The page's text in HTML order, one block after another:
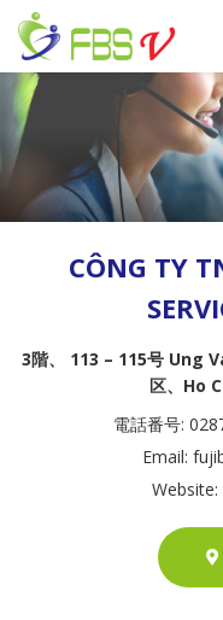
CÔNG TY
3階、 113 – 115号 Ung
区、Ho
電話番号: 0
Email:
Website: